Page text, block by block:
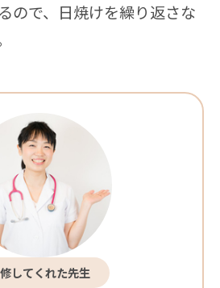
ので、日焼けを繰り返さな
してくれた先生